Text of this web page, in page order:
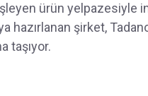
ürün yelpazesiyle
şirket,
taşıyor.